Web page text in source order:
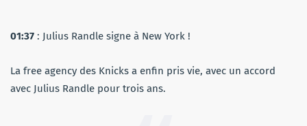
01:37 : Julius Randle signe à New York !
La free agency des Knicks a enfin pris vie, avec un accord
avec Julius Randle pour trois ans.